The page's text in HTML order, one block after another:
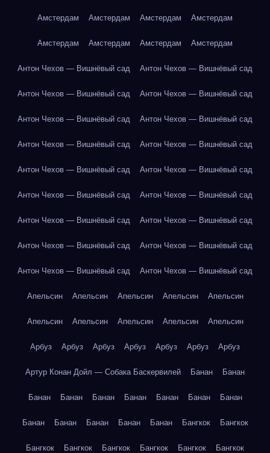
Амстердам Амстердам Амстердам Амстердам
Амстердам Амстердам Амстердам Амстердам
Антон Чехов — Вишнёвый сад Антон Чехов — Вишнёвый сад
Антон Чехов — Вишнёвый сад Антон Чехов — Вишнёвый сад
Антон Чехов — Вишнёвый сад Антон Чехов — Вишнёвый сад
Антон Чехов — Вишнёвый сад Антон Чехов — Вишнёвый сад
Антон Чехов — Вишнёвый сад Антон Чехов — Вишнёвый сад
Антон Чехов — Вишнёвый сад Антон Чехов — Вишнёвый сад
Антон Чехов — Вишнёвый сад Антон Чехов — Вишнёвый сад
Антон Чехов — Вишнёвый сад Антон Чехов — Вишнёвый сад
Антон Чехов — Вишнёвый сад Антон Чехов — Вишнёвый сад
Апельсин Апельсин Апельсин Апельсин Апельсин
Апельсин Апельсин Апельсин Апельсин Апельсин
Арбуз Арбуз Арбуз Арбуз Арбуз Арбуз Арбуз
Артур Конан Дойл — Собака Баскервилей Банан Банан
Банан Банан Банан Банан Банан Банан Банан
Банан Банан Банан Банан Банан Бангкок Бангкок
Бангкок Бангкок Бангкок Бангкок Бангкок Бангкок